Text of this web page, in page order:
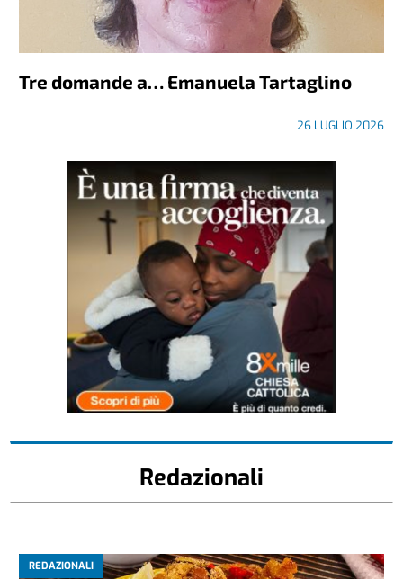
Tre domande a… Emanuela Tartaglino
26 LUGLIO 2026
Redazionali
REDAZIONALI